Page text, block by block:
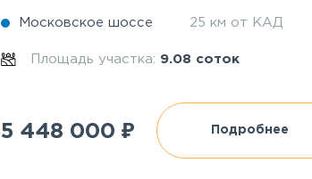
Московское шоссе 25 км от КАД
Площадь участка: 9.08 соток
5 448 000 ₽ Подробнее